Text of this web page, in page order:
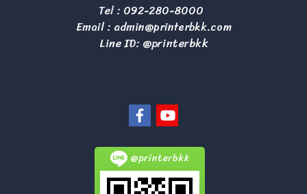
Tel : 092-280-8000
Email : admin@printerbkk.com
Line ID: @printerbkk
@printerbkk